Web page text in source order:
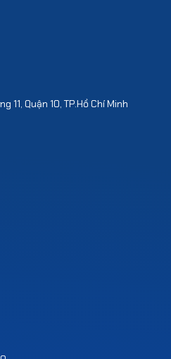
11, Quận 10, TP.Hồ Chí Minh